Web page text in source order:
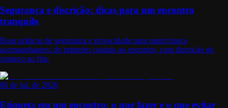
Segurança e discrição: dicas para um encontro
tranquilo
Boas práticas de segurança e privacidade para quem busca
acompanhantes: do primeiro contato ao encontro, com discrição do
começo ao fim.
06 de jul. de 2026
Etiqueta em um encontro: o que fazer e o que evitar